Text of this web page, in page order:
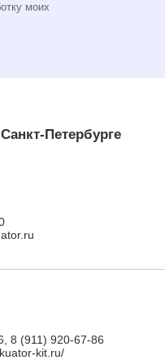
моих
Петербурге
8 (911) 920-67-86
kit.ru/